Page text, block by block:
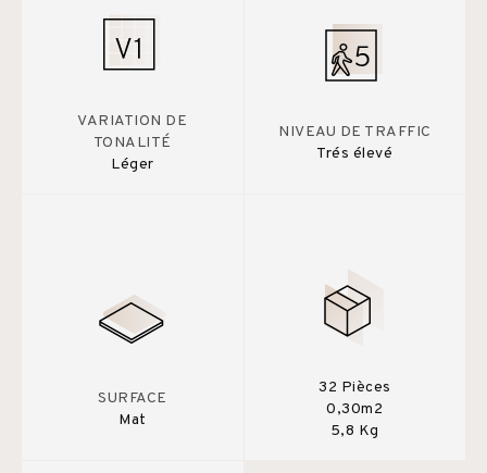
VARIATION DE
TONALITÉ
Léger
NIVEAU DE TRAFFIC
Trés élevé
SURFACE
Mat
32 Pièces
0,30m2
5,8 Kg